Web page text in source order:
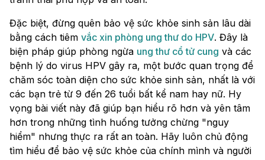
Đặc biệt, đừng quên bảo vệ sức khỏe sinh sản lâu dài
bằng cách tiêm vắc xin phòng ung thư do HPV. Đây là
biện pháp giúp phòng ngừa ung thư cổ tử cung và các
bệnh lý do virus HPV gây ra, một bước quan trọng để
chăm sóc toàn diện cho sức khỏe sinh sản, nhất là với
các bạn trẻ từ 9 đến 26 tuổi bất kể nam hay nữ. Hy
vọng bài viết này đã giúp bạn hiểu rõ hơn và yên tâm
hơn trong những tình huống tưởng chừng "nguy
hiểm" nhưng thực ra rất an toàn. Hãy luôn chủ động
tìm hiểu để bảo vệ sức khỏe của chính mình và người